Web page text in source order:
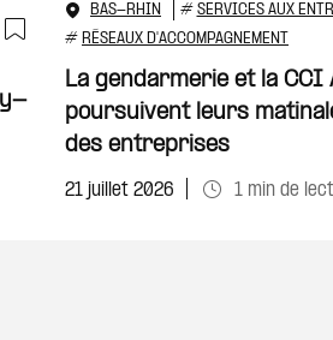
Ajouter à ma
BAS-RHIN # SERVICES AUX
# RÉSEAUX D'ACCOMPAGNEMENT
La gendarmerie et la CCI
poursuivent leurs
des entreprises
21 juillet 2026 1 min de